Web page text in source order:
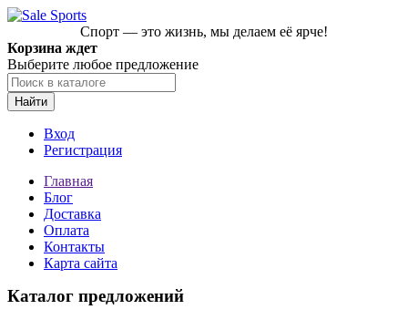
Спорт — это жизнь, мы делаем её ярче!
Корзина ждет
Выберите любое предложение
Найти
Вход
Регистрация
Главная
Блог
Доставка
Оплата
Контакты
Карта сайта
Каталог предложений